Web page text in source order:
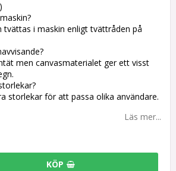
tvättas i maskin enligt tvättråden på
men canvasmaterialet ger ett visst
storlekar för att passa olika användare.
Läs mer...
KÖP